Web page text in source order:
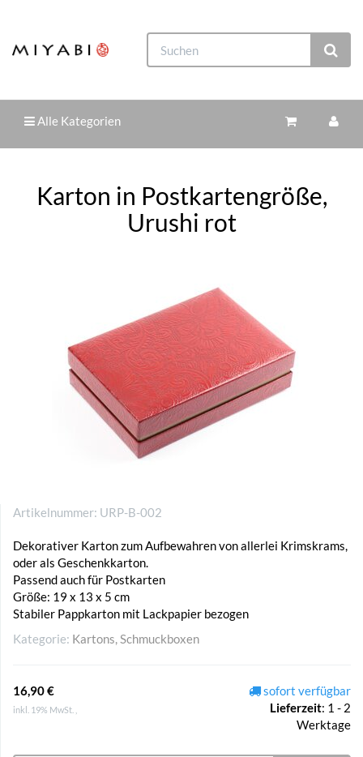
Alle Kategorien
Karton in Postkartengröße,
Urushi rot
Artikelnummer: URP-B-002
Dekorativer Karton zum Aufbewahren von allerlei Krimskrams,
oder als Geschenkkarton.
Passend auch für Postkarten
Größe: 19 x 13 x 5 cm
Stabiler Pappkarton mit Lackpapier bezogen
Kategorie: Kartons, Schmuckboxen
16,90 €
inkl. 19% MwSt. ,
sofort verfügbar
Lieferzeit: 1 - 2
Werktage